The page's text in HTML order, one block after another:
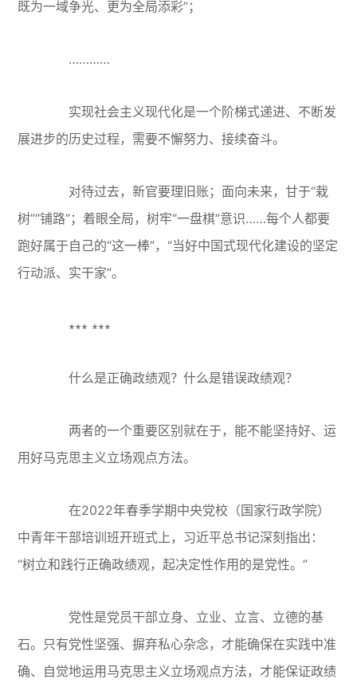
既为一域争光、更为全局添彩”；
…………
实现社会主义现代化是一个阶梯式递进、不断发
展进步的历史过程，需要不懈努力、接续奋斗。
对待过去，新官要理旧账；面向未来，甘于“栽
树”“铺路”；着眼全局，树牢“一盘棋”意识……每个人都要
跑好属于自己的“这一棒”，“当好中国式现代化建设的坚定
行动派、实干家”。
∗∗∗ ∗∗∗
什么是正确政绩观？什么是错误政绩观？
两者的一个重要区别就在于，能不能坚持好、运
用好马克思主义立场观点方法。
在2022年春季学期中央党校（国家行政学院）
中青年干部培训班开班式上，习近平总书记深刻指出：
“树立和践行正确政绩观，起决定性作用的是党性。”
党性是党员干部立身、立业、立言、立德的基
石。只有党性坚强、摒弃私心杂念，才能确保在实践中准
确、自觉地运用马克思主义立场观点方法，才能保证政绩